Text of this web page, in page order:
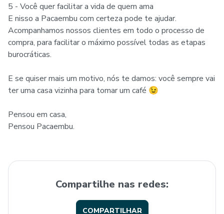
5 - Você quer facilitar a vida de quem ama
E nisso a Pacaembu com certeza pode te ajudar.
Acompanhamos nossos clientes em todo o processo de
compra, para facilitar o máximo possível todas as etapas
burocráticas.
E se quiser mais um motivo, nós te damos: você sempre vai
ter uma casa vizinha para tomar um café 😉
Pensou em casa,
Pensou Pacaembu.
Compartilhe nas redes:
COMPARTILHAR